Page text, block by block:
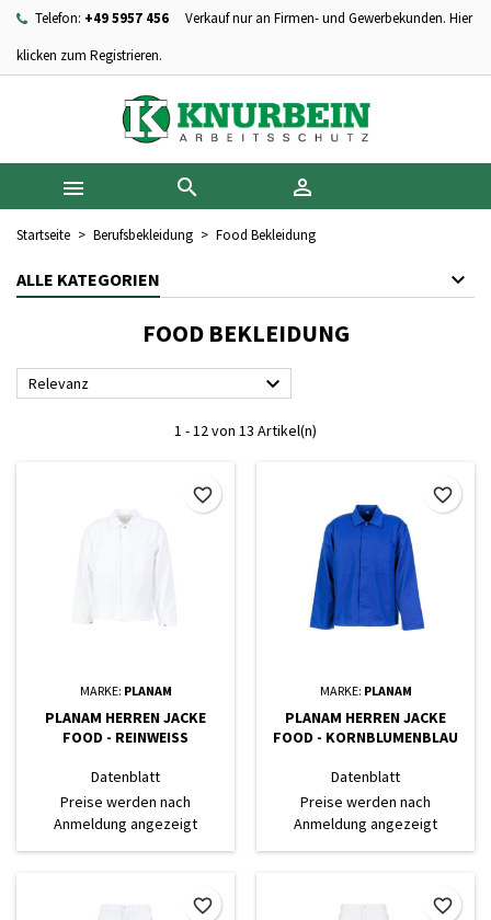
Telefon: +49 5957 456
Verkauf nur an Firmen- und Gewerbekunden. Hier
klicken zum Registrieren.
  
Startseite Berufsbekleidung Food Bekleidung
ALLE KATEGORIEN
FOOD BEKLEIDUNG
Relevanz 
1 - 12 von 13 Artikel(n)
MARKE: PLANAM
PLANAM HERREN JACKE
FOOD - REINWEISS
Datenblatt
Preise werden nach
Anmeldung angezeigt
favorite_border
MARKE: PLANAM
PLANAM HERREN JACKE
FOOD - KORNBLUMENBLAU
Datenblatt
Preise werden nach
Anmeldung angezeigt
favorite_border
favorite_border favorite_border
Ihre Wunschlisten ×
Neue Liste anlegen
((modalTitle)) ×
((confirmMessage))
((cancelText)) ((modalDeleteText))
Wunschliste erstellen ×
Name der Wunschliste
Abbrechen Wunschliste erstellen
Anmelden ×
Sie müssen angemeldet sein, um Artikel Ihrer Wunschliste
hinzufügen zu können.
Abbrechen